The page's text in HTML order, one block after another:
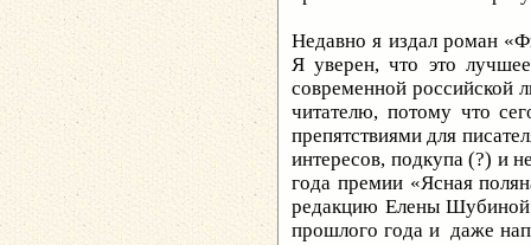
Недавно я издал роман
Я уверен, что это
современной российской
читателю, потому что
препятствиями для
интересов, подкупа (?) и
года премии «Ясная
редакцию Елены Шубиной
прошлого года и даже